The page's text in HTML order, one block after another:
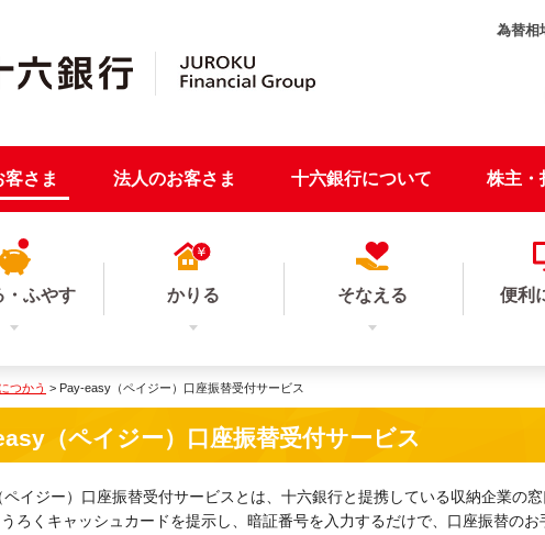
為替相
さま 法人のお客さま 十六銀行について 株主・
・ふやす かりる そなえる 便利
つかう > Pay-easy（ペイジー）口座振替受付サービス
（ペイジー）口座振替受付サービス
ペイジー）口座振替受付サービスとは、十六銀行と提携している収納企業の窓
ろくキャッシュカードを提示し、暗証番号を入力するだけで、口座振替のお